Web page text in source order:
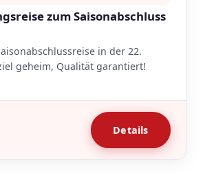
zum Saisonabschluss
in der 22.
geheim, Qualität garantiert!
Details